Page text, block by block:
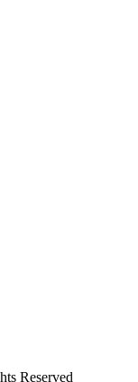
Reserved